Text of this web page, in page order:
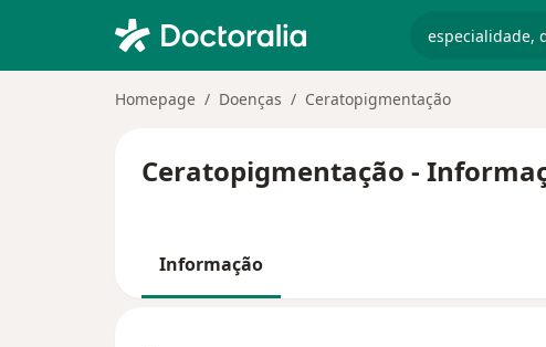
Homepage Doenças Ceratopigmentação
Ceratopigmentação -
Informação